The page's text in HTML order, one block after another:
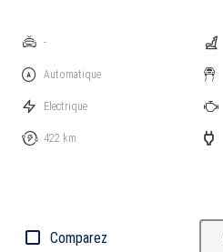
-
Automatique
Electrique
422 km
Comparez